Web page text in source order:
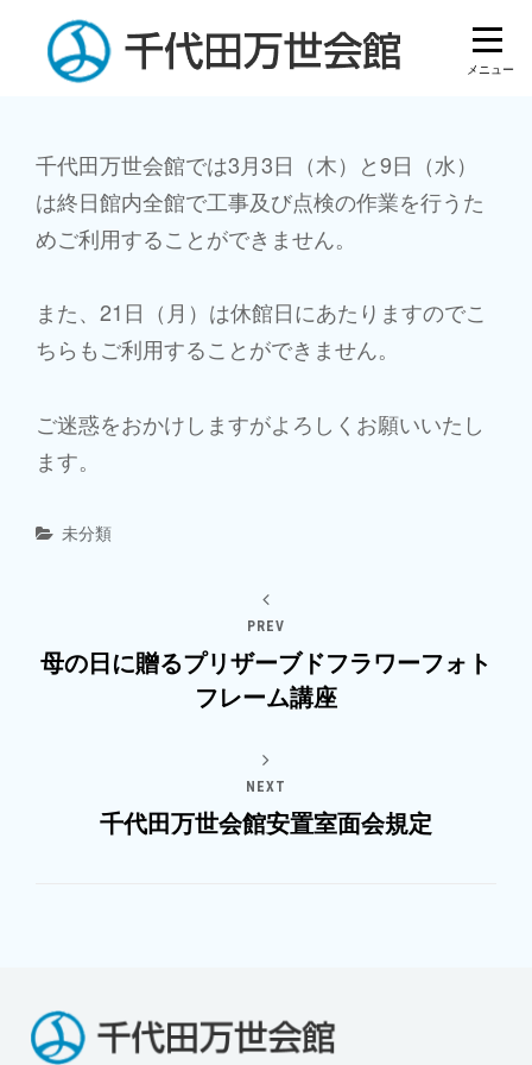
content
千代田万世会館では3月3日（木）と9日（水）
は終日館内全館で工事及び点検の作業を行うた
めご利用することができません。
また、21日（月）は休館日にあたりますのでこ
ちらもご利用することができません。
ご迷惑をおかけしますがよろしくお願いいたし
ます。
Categories
未分類
投
稿
ナ
ビ
ゲ
シ
ョ
ン
PREV
母の日に贈るプリザーブドフラワーフォト
フレーム講座
NEXT
千代田万世会館安置室面会規定